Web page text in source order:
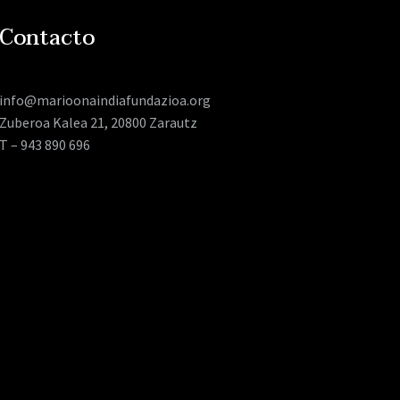
Contacto
info@marioonaindiafundazioa.org
Zuberoa Kalea 21, 20800 Zarautz
T – 943 890 696